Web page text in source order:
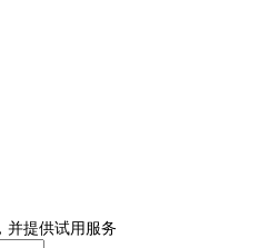
并提供试用服务